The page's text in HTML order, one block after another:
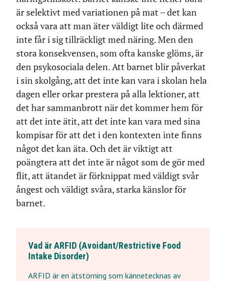
är selektivt med variationen på mat – det kan
också vara att man äter väldigt lite och därmed
inte får i sig tillräckligt med näring. Men den
stora konsekvensen, som ofta kanske glöms, är
den psykosociala delen. Att barnet blir påverkat
i sin skolgång, att det inte kan vara i skolan hela
dagen eller orkar prestera på alla lektioner, att
det har sammanbrott när det kommer hem för
att det inte ätit, att det inte kan vara med sina
kompisar för att det i den kontexten inte finns
något det kan äta. Och det är viktigt att
poängtera att det inte är något som de gör med
flit, att ätandet är förknippat med väldigt svår
ångest och väldigt svåra, starka känslor för
barnet.
Vad är ARFID (Avoidant/Restrictive Food
Intake Disorder)
ARFID är en ätstörning som kännetecknas av